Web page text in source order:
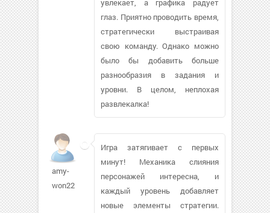
глаз. Приятно проводить время,
стратегически выстраивая
свою команду. Однако можно
было бы добавить больше
разнообразия в задания и
уровни. В целом, неплохая
развлекалка!
amy-
won22
Игра затягивает с первых
минут! Механика слияния
персонажей интересна, и
каждый уровень добавляет
новые элементы стратегии.